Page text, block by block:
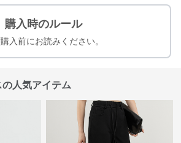
購入時のルール
入前にお読みください。
人気アイテム